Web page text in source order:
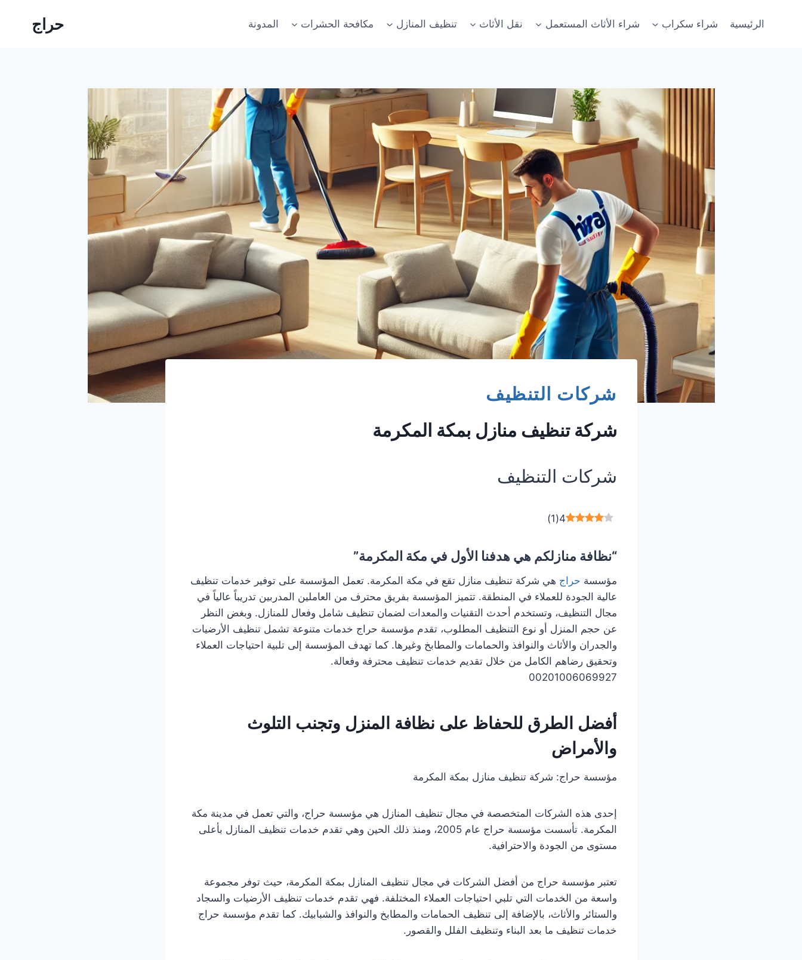
الرئيسية شراء سكراب شراء الأثاث المستعمل نقل الأثاث تنظيف المنازل مكافحة الحشرات المدونة حراج
شركات التنظيف
شركة تنظيف منازل بمكة المكرمة
شركات التنظيف
4
(
1
)
“نظافة منازلكم هي هدفنا الأول في مكة المكرمة”
مؤسسة حراج هي شركة تنظيف منازل تقع في مكة المكرمة. تعمل المؤسسة على توفير خدمات تنظيف
عالية الجودة للعملاء في المنطقة. تتميز المؤسسة بفريق محترف من العاملين المدربين تدريباً عالياً في
مجال التنظيف، وتستخدم أحدث التقنيات والمعدات لضمان تنظيف شامل وفعال للمنازل. وبغض النظر
عن حجم المنزل أو نوع التنظيف المطلوب، تقدم مؤسسة حراج خدمات متنوعة تشمل تنظيف الأرضيات
والجدران والأثاث والنوافذ والحمامات والمطابخ وغيرها. كما تهدف المؤسسة إلى تلبية احتياجات العملاء
وتحقيق رضاهم الكامل من خلال تقديم خدمات تنظيف محترفة وفعالة.
00201006069927
أفضل الطرق للحفاظ على نظافة المنزل وتجنب التلوث
والأمراض
مؤسسة حراج: شركة تنظيف منازل بمكة المكرمة
إحدى هذه الشركات المتخصصة في مجال تنظيف المنازل هي مؤسسة حراج، والتي تعمل في مدينة مكة
المكرمة. تأسست مؤسسة حراج عام 2005، ومنذ ذلك الحين وهي تقدم خدمات تنظيف المنازل بأعلى
مستوى من الجودة والاحترافية.
تعتبر مؤسسة حراج من أفضل الشركات في مجال تنظيف المنازل بمكة المكرمة، حيث توفر مجموعة
واسعة من الخدمات التي تلبي احتياجات العملاء المختلفة. فهي تقدم خدمات تنظيف الأرضيات والسجاد
والستائر والأثاث، بالإضافة إلى تنظيف الحمامات والمطابخ والنوافذ والشبابيك. كما تقدم مؤسسة حراج
خدمات تنظيف ما بعد البناء وتنظيف الفلل والقصور.